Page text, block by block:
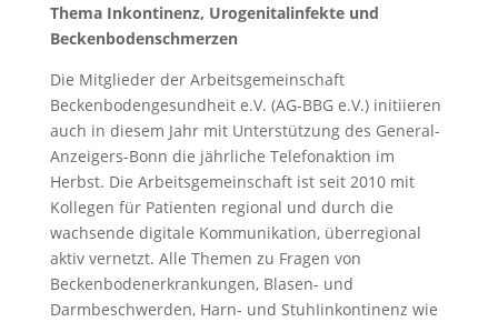
Thema Inkontinenz, Urogenitalinfekte und
Beckenbodenschmerzen
Die Mitglieder der Arbeitsgemeinschaft
Beckenbodengesundheit e.V. (AG-BBG e.V.) initiieren
auch in diesem Jahr mit Unterstützung des General-
Anzeigers-Bonn die jährliche Telefonaktion im
Herbst. Die Arbeitsgemeinschaft ist seit 2010 mit
Kollegen für Patienten regional und durch die
wachsende digitale Kommunikation, überregional
aktiv vernetzt. Alle Themen zu Fragen von
Beckenbodenerkrankungen, Blasen- und
Darmbeschwerden, Harn- und StuhIinkontinenz wie